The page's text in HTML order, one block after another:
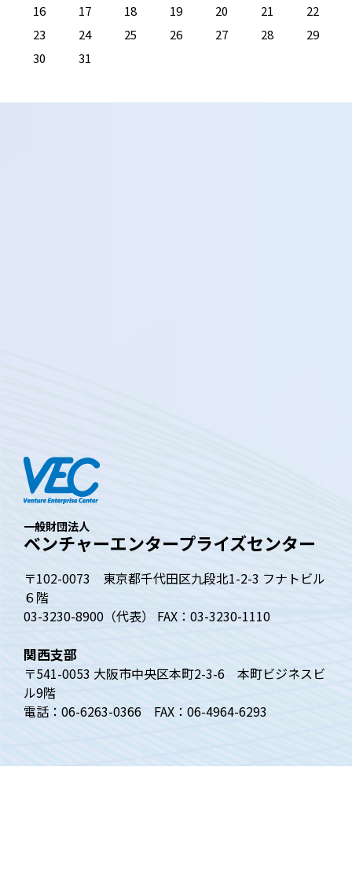
16
17 18 19 20 21
22
23
24 25 26 27 28
29
30
31
一般財団法人
ベンチャーエンタープライズセンター
〒102-0073 東京都千代田区九段北1-2-3 フナトビル
６階
03-3230-8900（代表） FAX：03-3230-1110
関西支部
〒541-0053 大阪市中央区本町2-3-6 本町ビジネスビ
ル9階
電話：06-6263-0366 FAX：06-4964-6293